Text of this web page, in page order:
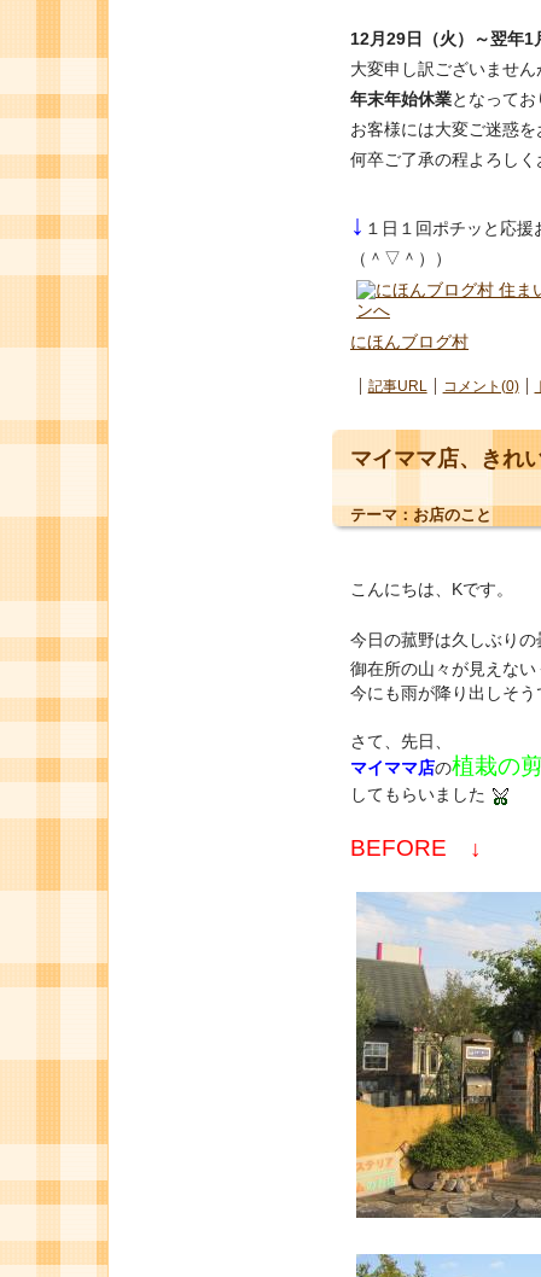
12月29日（火）～翌年1
大変申し訳ございませ
年末年始休業となって
お客様には大変ご迷惑
何卒ご了承の程よろし
↓ １日１回ポチッと応
（＾▽＾））
にほんブログ村
記事URL コメント(0)
マイママ店、きれ
テーマ： お店のこと
こんにちは、Kです。
今日の菰野は久しぶりの
御在所の山々が見えな
今にも雨が降り出しそう
さて、先日、
マイママ店の植栽の
してもらいました
BEFORE ↓